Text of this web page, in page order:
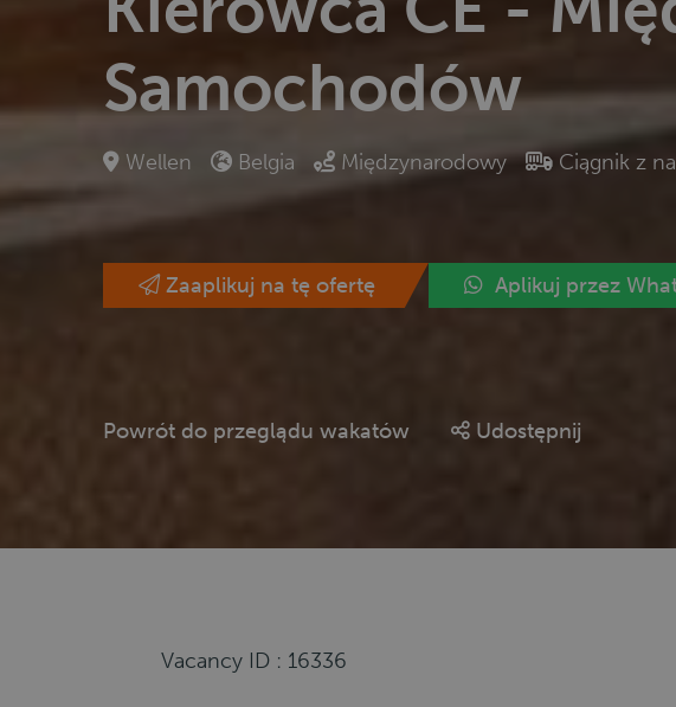
Samochodów
Wellen Belgia Międzynarodowy Ciągnik z
Zaaplikuj na tę ofertę Aplikuj przez
Powrót do przeglądu wakatów Udostępnij
Vacancy ID : 16336